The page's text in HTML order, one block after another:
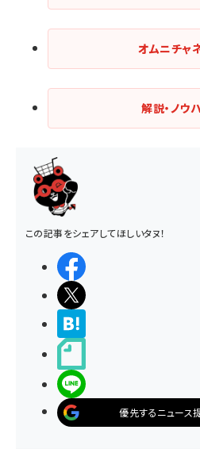
オムニチャ
解説・ノウ
この記事をシェアしてほしいタヌ！
優先するニュース